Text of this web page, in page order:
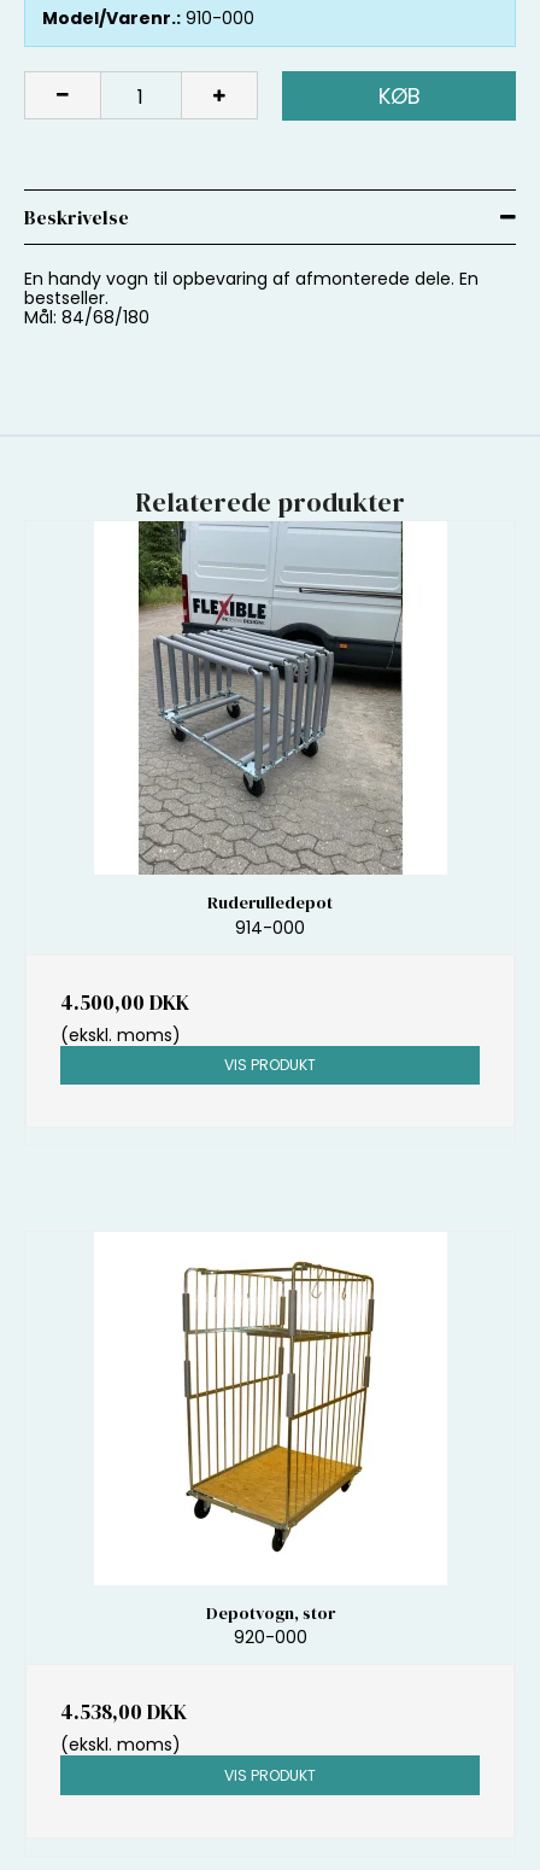
Model/Varenr.: 910-000
KØB
Beskrivelse
En handy vogn til opbevaring af afmonterede dele. En
bestseller.
Mål: 84/68/180
Relaterede produkter
Ruderulledepot
914-000
4.500,00 DKK
(ekskl. moms)
VIS PRODUKT
Depotvogn, stor
920-000
4.538,00 DKK
(ekskl. moms)
VIS PRODUKT